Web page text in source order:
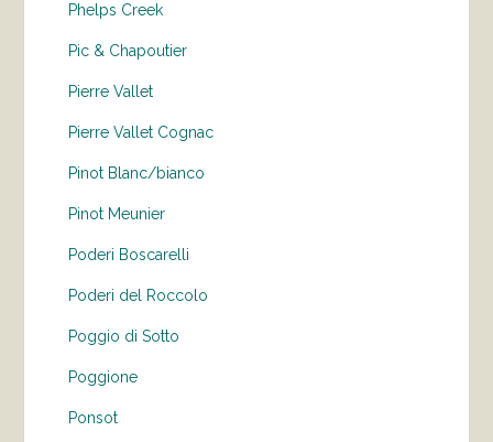
Phelps Creek
Pic & Chapoutier
Pierre Vallet
Pierre Vallet Cognac
Pinot Blanc/bianco
Pinot Meunier
Poderi Boscarelli
Poderi del Roccolo
Poggio di Sotto
Poggione
Ponsot